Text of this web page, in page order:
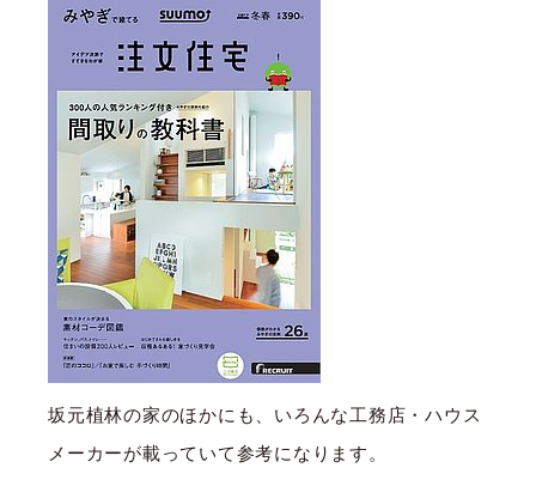
坂元植林の家のほかにも、いろんな工務店・ハウス
メーカーが載っていて参考になります。